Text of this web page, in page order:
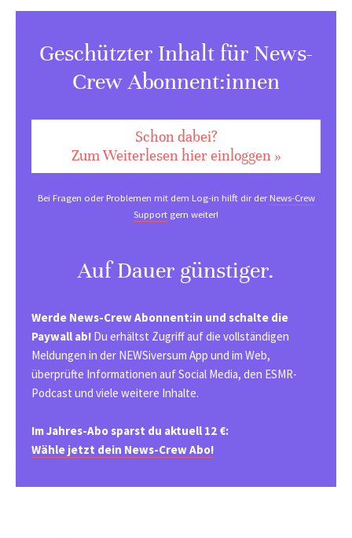
Geschützter Inhalt für News-
Crew Abonnent:innen
Schon dabei?
Zum Weiterlesen hier einloggen »
Bei Fragen oder Problemen mit dem Log-in hilft dir derNews-Crew
Support gern weiter!
Auf Dauer günstiger.
Werde News-Crew Abonnent:in und schalte die
Paywall ab! Du erhältst Zugriff auf die vollständigen
Meldungen in der NEWSiversum App und im Web,
überprüfte Informationen auf Social Media, den ESMR-
Podcast und viele weitere Inhalte.
Im Jahres-Abo sparst du aktuell 12 €:
Wähle jetzt dein News-Crew Abo!